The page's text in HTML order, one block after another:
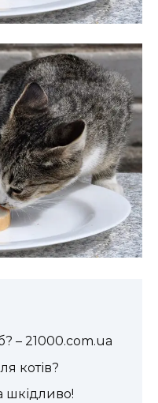
– 21000.com.ua
котів?
шкідливо!